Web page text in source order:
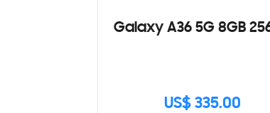
Galaxy A36 5G 8GB
US$ 335.00